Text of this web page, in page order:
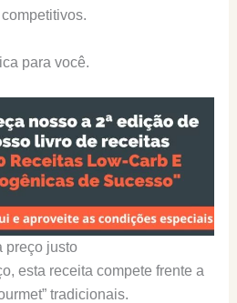
para você.
preço justo
esta receita compete frente a
tradicionais.